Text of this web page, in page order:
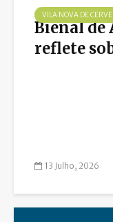
VILA NOVA DE
Bienal de
reflete
13 Julho, 2026